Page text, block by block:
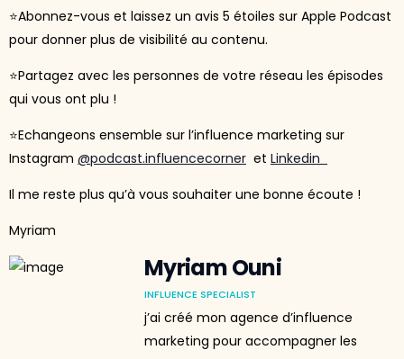
⭐Abonnez-vous et laissez un avis 5 étoiles sur Apple Podcast
pour donner plus de visibilité au contenu.
⭐Partagez avec les personnes de votre réseau les épisodes
qui vous ont plu !
⭐Echangeons ensemble sur l’influence marketing sur
Instagram @podcast.influencecorner et Linkedin
Il me reste plus qu’à vous souhaiter une bonne écoute !
Myriam
Myriam Ouni
INFLUENCE SPECIALIST
j’ai créé mon agence d’influence
marketing pour accompagner les